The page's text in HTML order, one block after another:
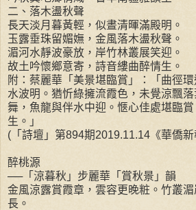
二、落木盪秋聲
長天淡月暮黃輕，似晝清暉滿殿明。
玉露垂珠留媚嫵，金風落木盪秋聲。
湄河水靜波豪放，岸竹林叢展笑迎。
故土吟懷鄉意寄，詩音縷曲醉情生。
附：蔡麗華「美景堪臨賞」：「曲徑
水波明。猶忻綠擁流霞色，未覺涼飄
舞，魚龍與伴水中迎。愜心佳處堪臨
生。」
(「詩壇」第894期2019.11.14《華僑
醉桃源
──「涼暮秋」步麗華「賞秋景」韻
金風涼露賞霞章，雲容更晚粧。竹叢
長。